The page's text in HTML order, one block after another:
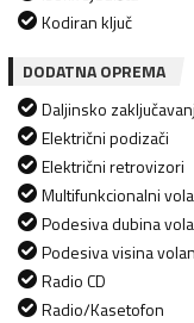
Kodiran ključ
DODATNA OPREMA
Daljinsko
Električni podizači
Električni retrovizori
Multifunkcionalni
Podesiva dubina
Podesiva visina
Radio CD
Radio/Kasetofon